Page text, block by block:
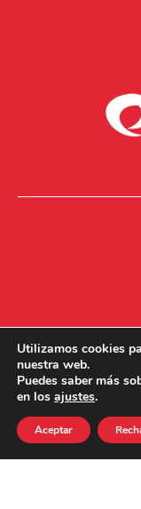
Utilizamos cookies
nuestra web.
Puedes saber más
en los ajustes.
Aceptar